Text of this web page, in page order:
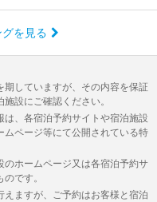
を見る
していますが、その内容を保証
設にご確認ください。
、各宿泊予約サイトや宿泊施設
ページ等にて公開されている特
ホームページ又は各宿泊予約サ
です。
ますが、ご予約はお客様と宿泊